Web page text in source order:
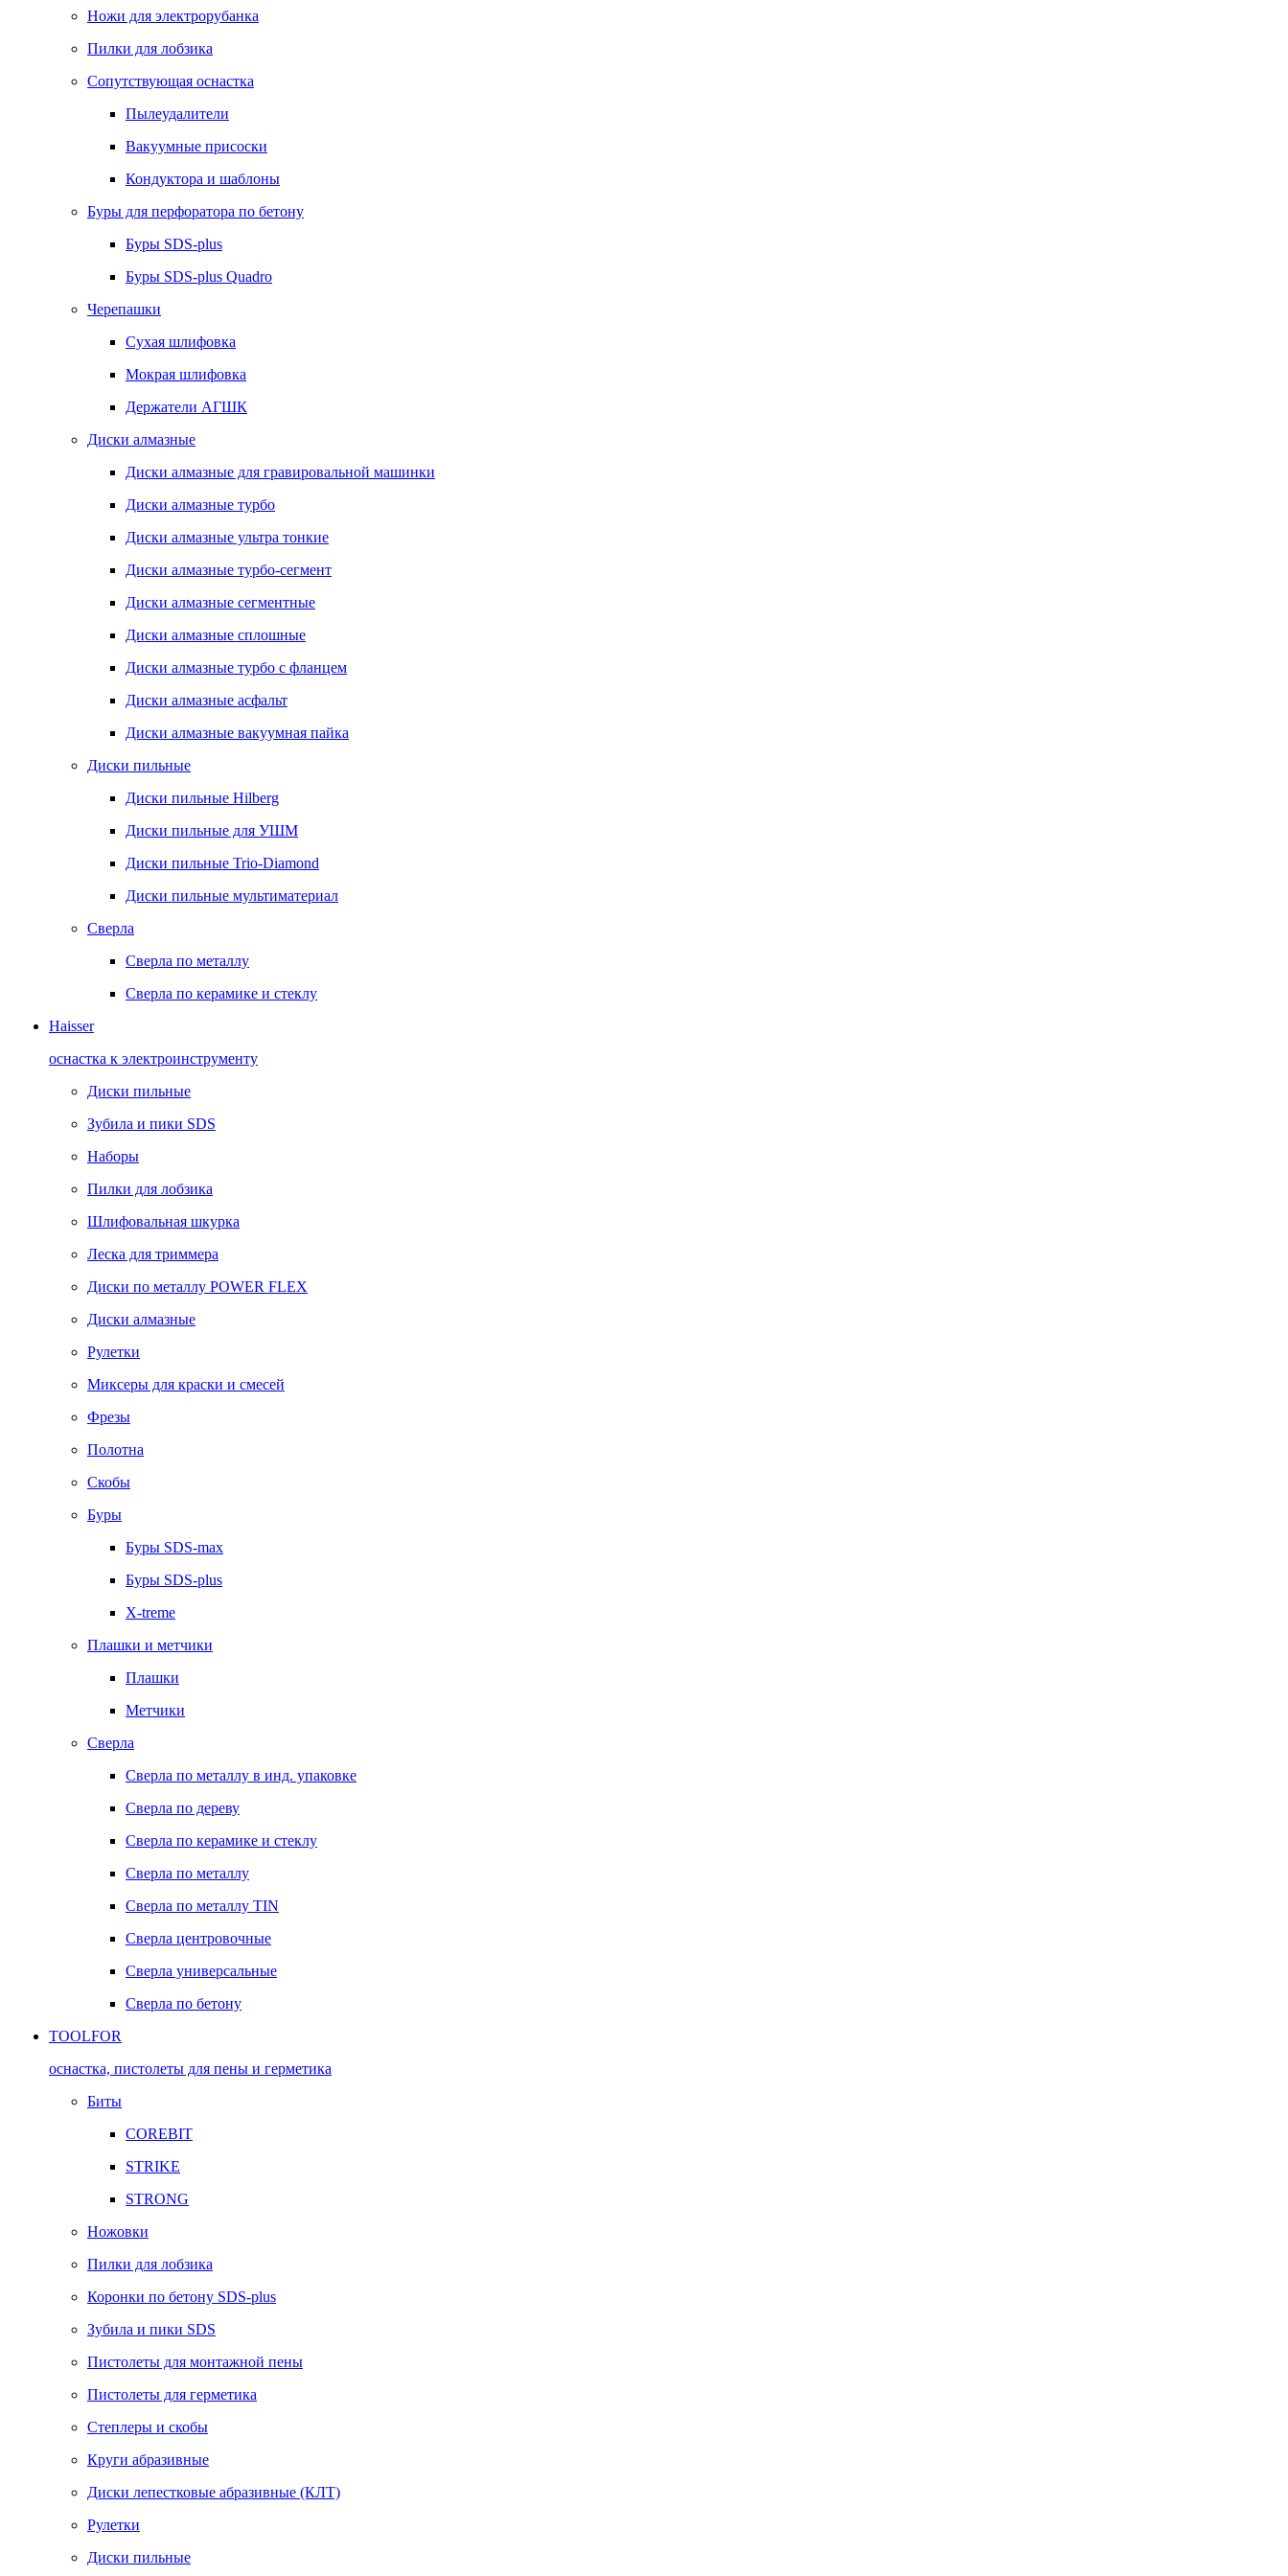
Ножи для электрорубанка
Пилки для лобзика
Сопутствующая оснастка
Пылеудалители
Вакуумные присоски
Кондуктора и шаблоны
Буры для перфоратора по бетону
Буры SDS-plus
Буры SDS-plus Quadro
Черепашки
Сухая шлифовка
Мокрая шлифовка
Держатели АГШК
Диски алмазные
Диски алмазные для гравировальной машинки
Диски алмазные турбо
Диски алмазные ультра тонкие
Диски алмазные турбо-сегмент
Диски алмазные сегментные
Диски алмазные сплошные
Диски алмазные турбо с фланцем
Диски алмазные асфальт
Диски алмазные вакуумная пайка
Диски пильные
Диски пильные Hilberg
Диски пильные для УШМ
Диски пильные Trio-Diamond
Диски пильные мультиматериал
Сверла
Сверла по металлу
Сверла по керамике и стеклу
Haisser
оснастка к электроинструменту
Диски пильные
Зубила и пики SDS
Наборы
Пилки для лобзика
Шлифовальная шкурка
Леска для триммера
Диски по металлу POWER FLEX
Диски алмазные
Рулетки
Миксеры для краски и смесей
Фрезы
Полотна
Скобы
Буры
Буры SDS-max
Буры SDS-plus
X-treme
Плашки и метчики
Плашки
Метчики
Сверла
Сверла по металлу в инд. упаковке
Сверла по дереву
Сверла по керамике и стеклу
Сверла по металлу
Сверла по металлу TIN
Сверла центровочные
Сверла универсальные
Сверла по бетону
TOOLFOR
оснастка, пистолеты для пены и герметика
Биты
COREBIT
STRIKE
STRONG
Ножовки
Пилки для лобзика
Коронки по бетону SDS-plus
Зубила и пики SDS
Пистолеты для монтажной пены
Пистолеты для герметика
Степлеры и скобы
Круги абразивные
Диски лепестковые абразивные (КЛТ)
Рулетки
Диски пильные